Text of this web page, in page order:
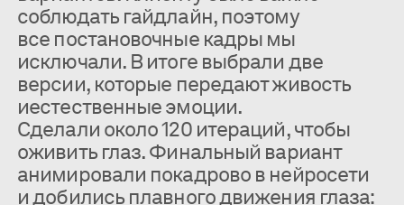
соблюдать гайдлайн, поэтому
все постановочные кадры мы
исключали. В итоге выбрали две
версии, которые передают живость
иестественные эмоции.
Сделали около 120 итераций, чтобы
оживить глаз. Финальный вариант
анимировали покадрово в нейросети
и добились плавного движения глаза: